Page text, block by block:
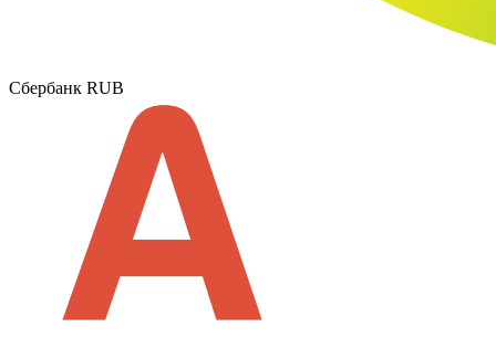
Сбербанк RUB